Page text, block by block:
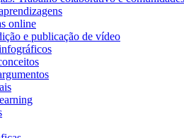
online
e publicação de vídeo